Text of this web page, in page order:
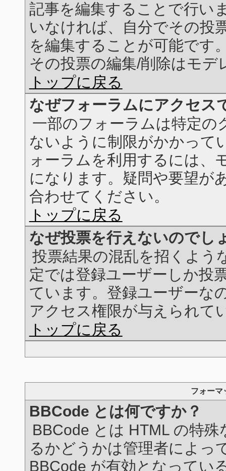
記事を編集することで行い
いなければ、自分でその投
を編集することが可能です
その投票の編集/削除はモ
トップに戻る
なぜフォーラムにアクセス
一部のフォーラムは特定の
ないように制限がかかって
ォーラムを利用するには、
になります。疑問や要望が
合わせてください。
トップに戻る
なぜ投票を行えないのでし
投票結果の混乱を招くよう
定では登録ユーザーしか投
ています。登録ユーザーな
アクセス権限が与えられて
トップに戻る
フォーマ
BBCode とは何ですか？
BBCode とは HTML の特
るかどうかは管理者によっ
BBCode が有効となってい